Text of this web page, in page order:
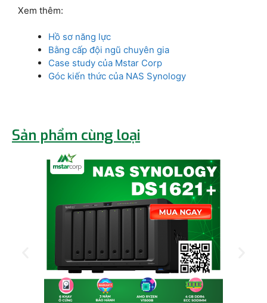
Xem thêm:
Hồ sơ năng lực
Bằng cấp đội ngũ chuyên gia
Case study của Mstar Corp
Góc kiến thức của NAS Synology
Sản phẩm cùng loại